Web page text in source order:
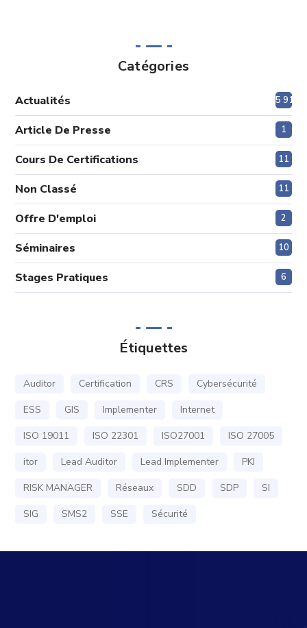
Catégories
Actualités 5 913
Article De Presse 1
Cours De Certifications 11
Non Classé 11
Offre D'emploi 2
Séminaires 10
Stages Pratiques 6
Étiquettes
Auditor Certification CRS
Cybersécurité
ESS
GIS Implementer
Internet
ISO 19011
ISO 22301 ISO27001
ISO 27005
itor
Lead Auditor Lead Implementer
PKI
RISK MANAGER
Réseaux SDD SDP
SI
SIG
SMS2 SSE Sécurité